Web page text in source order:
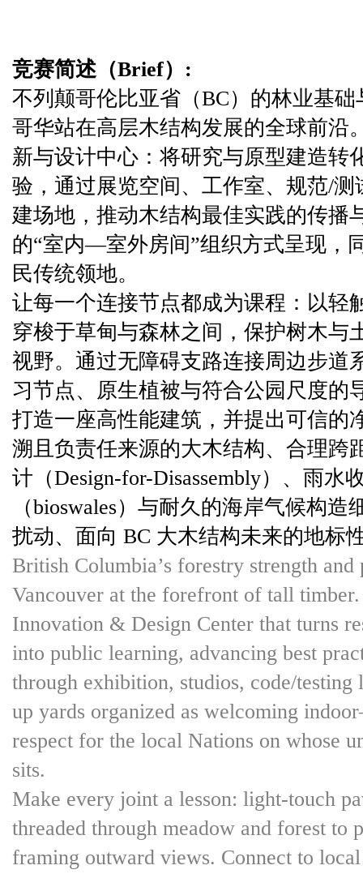
竞赛简述（Brief）:
不列颠哥伦比亚省（BC）的林业基
哥华站在高层木结构发展的全球前沿
新与设计中心：将研究与原型建造转
验，通过展览空间、工作室、规范/
建场地，推动木结构最佳实践的传播
的“室内—室外房间”组织方式呈现，
民传统领地。
让每一个连接节点都成为课程：以轻
穿梭于草甸与森林之间，保护树木与
视野。通过无障碍支路连接周边步道
习节点、原生植被与符合公园尺度的
打造一座高性能建筑，并提出可信的
溯且负责任来源的大木结构、合理跨
计（Design-for-Disassembly）、雨水
（bioswales）与耐久的海岸气候构
扰动、面向 BC 大木结构未来的地标
British Columbia’s forestry strength and
Vancouver at the forefront of tall
Innovation & Design Center that turns
into public learning, advancing best
through exhibition, studios, code/testing
up yards organized as welcoming
respect for the local Nations on whose
sits.
Make every joint a lesson: light-touch
threaded through meadow and forest to
framing outward views. Connect to